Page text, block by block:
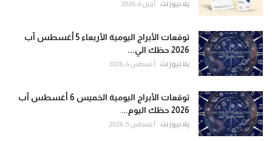
يلا نيوز نت أبريل 4, 2026
توقعات الأبراج اليومية الأربعاء 5 أغسطس آب
2026 حظك الي...
يلا نيوز نت أغسطس 4, 2026
توقعات الأبراج اليومية الخميس 6 أغسطس آب
2026 حظك اليوم...
يلا نيوز نت أغسطس 5, 2026